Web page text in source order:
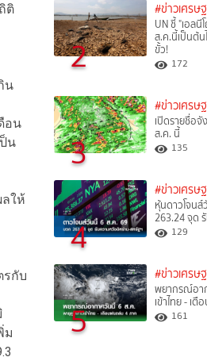
ติ
น
อน
น
ให้
รกับ
ม
2
#ข่าวเศรษ
UN ชี้ "เอลนี
ส.ค.นี้เป็นต้น
ขั้ว!
172
3
#ข่าวเศรษ
เปิดรายชื่อ
ส.ค. นี้
135
4
#ข่าวเศรษ
หุ้นดาวโจน
263.24 จุด
129
5
#ข่าวเศรษ
พยากรณ์อา
เข้าไทย - เ
161